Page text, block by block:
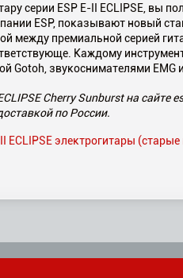
серии ESP E-II ECLIPSE, вы
ESP, показывают новый
между премиальной серией
Каждому
Gotoh, звукоснимателями EMG
Cherry Sunburst на
по России.
ECLIPSE электрогитары